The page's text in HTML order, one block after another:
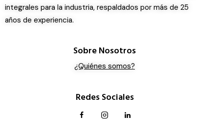
integrales para la industria, respaldados por más de 25
años de experiencia.
Sobre Nosotros
¿Quiénes somos?
Redes Sociales